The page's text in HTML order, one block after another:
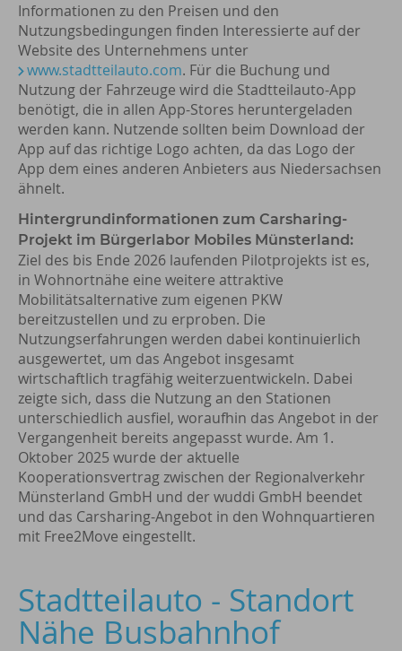
Informationen zu den Preisen und den
Nutzungsbedingungen finden Interessierte auf der
Website des Unternehmens unter
www.stadtteilauto.com. Für die Buchung und
Nutzung der Fahrzeuge wird die Stadtteilauto-App
benötigt, die in allen App-Stores heruntergeladen
werden kann. Nutzende sollten beim Download der
App auf das richtige Logo achten, da das Logo der
App dem eines anderen Anbieters aus Niedersachsen
ähnelt.
Hintergrundinformationen zum Carsharing-
Projekt im Bürgerlabor Mobiles Münsterland:
Ziel des bis Ende 2026 laufenden Pilotprojekts ist es,
in Wohnortnähe eine weitere attraktive
Mobilitätsalternative zum eigenen PKW
bereitzustellen und zu erproben. Die
Nutzungserfahrungen werden dabei kontinuierlich
ausgewertet, um das Angebot insgesamt
wirtschaftlich tragfähig weiterzuentwickeln. Dabei
zeigte sich, dass die Nutzung an den Stationen
unterschiedlich ausfiel, woraufhin das Angebot in der
Vergangenheit bereits angepasst wurde. Am 1.
Oktober 2025 wurde der aktuelle
Kooperationsvertrag zwischen der Regionalverkehr
Münsterland GmbH und der wuddi GmbH beendet
und das Carsharing-Angebot in den Wohnquartieren
mit Free2Move eingestellt.
Stadtteilauto - Standort
Nähe Busbahnhof